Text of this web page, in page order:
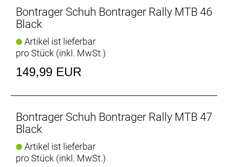
Bontrager Schuh Bontrager Rally MTB 46
Black
Artikel ist lieferbar
pro Stück (inkl. MwSt.)
149,99 EUR
Bontrager Schuh Bontrager Rally MTB 47
Black
Artikel ist lieferbar
pro Stück (inkl. MwSt.)